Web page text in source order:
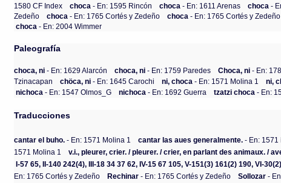
1580 CF Index
choca- En: 1595 Rincón choca- En: 1611 Arenas choca-
Zedeño
choca- En: 1765 Cortés y Zedeño choca- En: 1765 Cortés y Zedeño
choca- En: 2004 Wimmer
Paleografía
choca, ni - En: 1629 Alarcón choca, ni - En: 1759 Paredes Choca, ni - En:
Tzinacapan
chöca, ni - En: 1645 Carochi ni, choca - En: 1571 Molina 1 ni,
nichoca - En: 1547 Olmos_G nichoca - En: 1692 Guerra tzatzi choca - En:
Traducciones
cantar el buho. - En: 1571 Molina 1 cantar las aues generalmente. - En: 1571
1571 Molina 1
v.i., pleurer, crier. / pleurer. / crier, en parlant des animaux. /
I-57 65, II-140 242(4), III-18 34 37 62, IV-15 67 105, V-151(3) 161(2) 190, VI-
En: 1765 Cortés y Zedeño
Rechinar - En: 1765 Cortés y Zedeño Sollozar -